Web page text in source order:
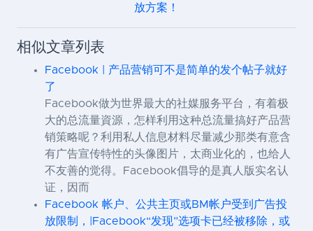
放方案！
相似文章列表
Facebook | 产品营销可不是简单的发个帖子就好
了
Facebook做为世界最大的社媒服务平台，有着极
大的总流量資源，怎样利用这种总流量搞好产品营
销策略呢？利用私人信息材料尽量减少那类有意含
有广告宣传特性的头像图片，太商业化的，也给人
不友善的觉得。Facebook倡导的是真人版实名认
证，因而
Facebook 帐户、公共主页或BM帐户受到广告投
放限制，|Facebook“发现”选项卡已经被移除，或